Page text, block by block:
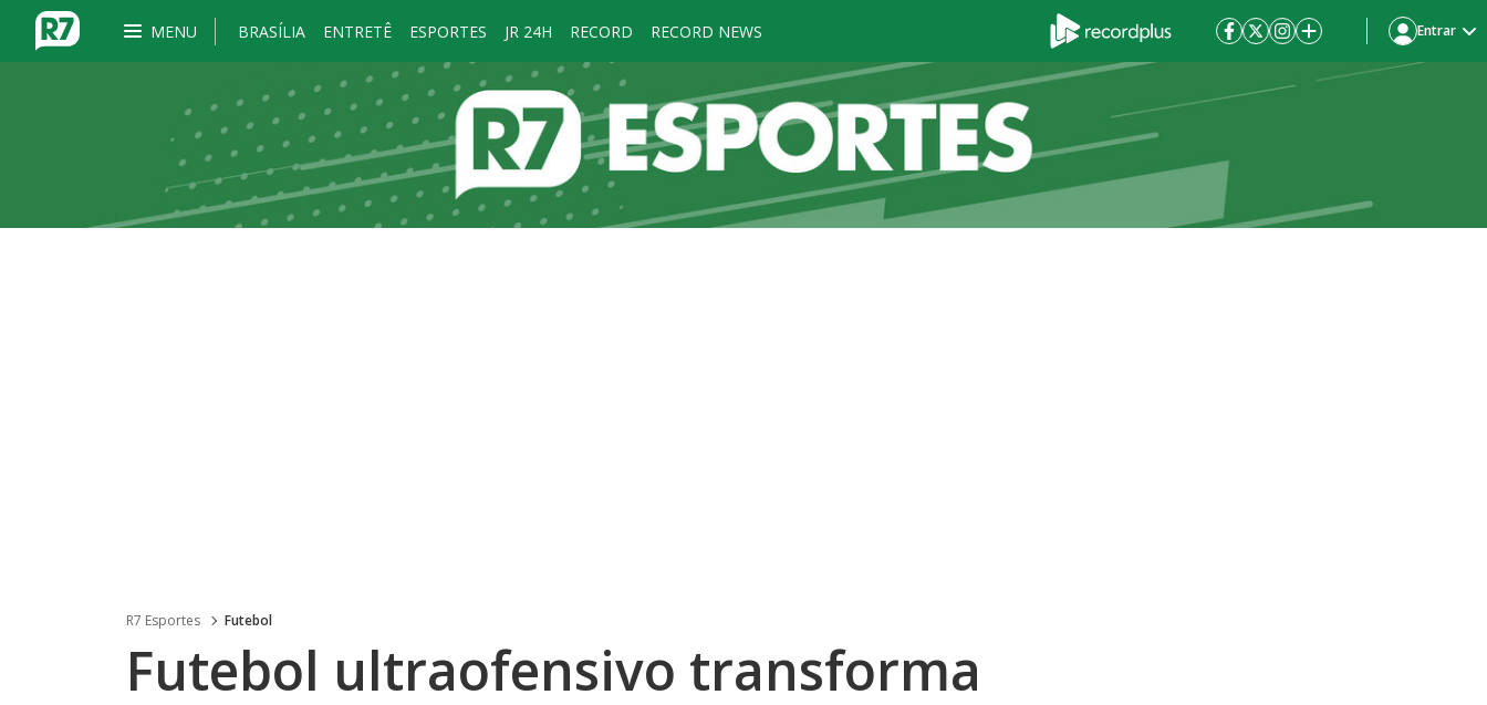
MENU BRASÍLIA ENTRETÊ ESPORTES JR 24H RECORD RECORD NEWS Entrar
R7 Esportes Futebol
Futebol ultraofensivo transforma